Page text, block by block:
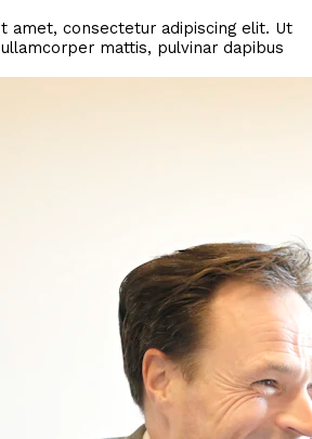
amet, consectetur adipiscing elit. Ut
mattis, pulvinar dapibus